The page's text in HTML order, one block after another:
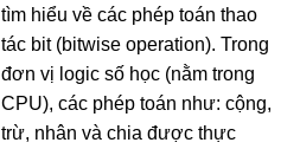
tìm hiểu về các phép toán thao
tác bit (bitwise operation). Trong
đơn vị logic số học (nằm trong
CPU), các phép toán như: cộng,
trừ, nhân và chia được thực